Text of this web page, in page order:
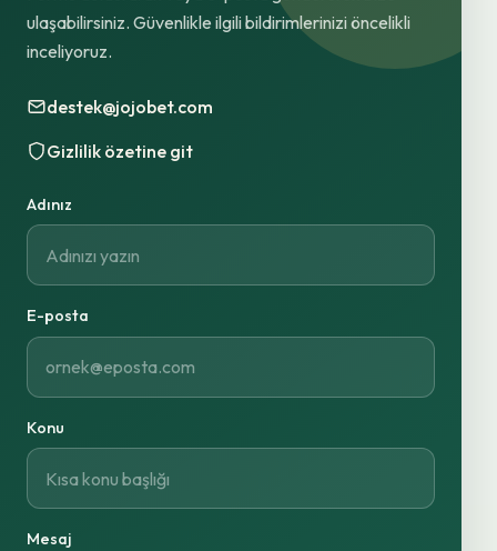
ulaşabilirsiniz. Güvenlikle ilgili bildirimlerinizi öncelikli
inceliyoruz.
destek@jojobet.com
Gizlilik özetine git
Adınız
E-posta
Konu
Mesaj